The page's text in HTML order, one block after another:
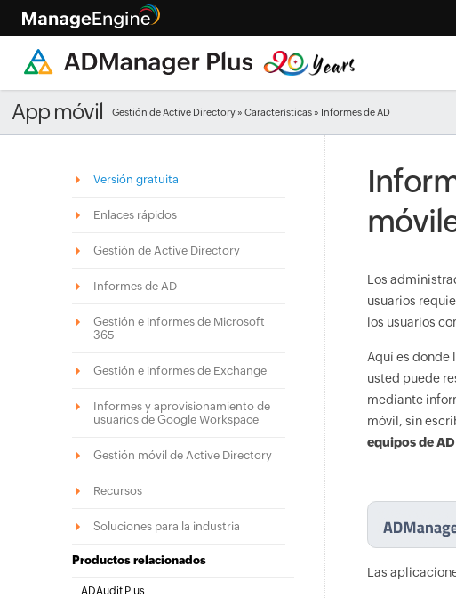
App móvil Gestión de Active Directory »Características » Informes de AD
Versión gratuita
Enlaces rápidos
Gestión de Active Directory
Informes de AD
Gestión e informes de Microsoft
365
Gestión e informes de Exchange
Informes y aprovisionamiento de
usuarios de Google Workspace
Gestión móvil de Active Directory
Recursos
Soluciones para la industria
Productos relacionados
ADAudit Plus
Los
usuarios
los usuarios
Aquí es donde
usted puede
mediante
móvil, sin
equipos de
Las